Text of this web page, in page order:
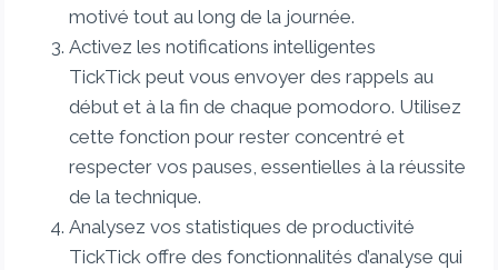
motivé tout au long de la journée.
Activez les notifications intelligentes
TickTick peut vous envoyer des rappels au
début et à la fin de chaque pomodoro. Utilisez
cette fonction pour rester concentré et
respecter vos pauses, essentielles à la réussite
de la technique.
Analysez vos statistiques de productivité
TickTick offre des fonctionnalités d’analyse qui